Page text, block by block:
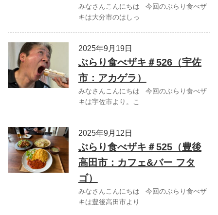
みなさんこんにちは 今回のぶらり食べザ
キは大分市のはしっ
2025年9月19日
ぶらり食べザキ＃526（宇佐
市：アカゲラ）
みなさんこんにちは 今回のぶらり食べザ
キは宇佐市より。こ
2025年9月12日
ぶらり食べザキ＃525（豊後
高田市：カフェ&バー フタ
ゴ）
みなさんこんにちは 今回のぶらり食べザ
キは豊後高田市より